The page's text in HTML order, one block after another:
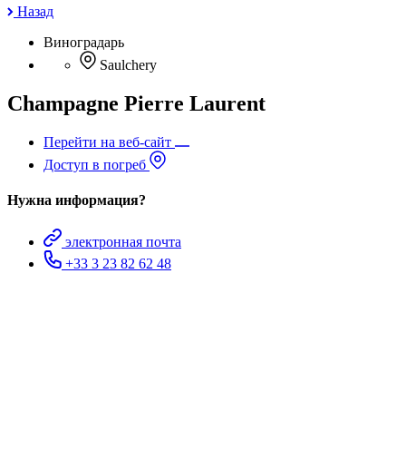
Назад
Виноградарь
Saulchery
Champagne Pierre Laurent
Перейти на веб-сайт
Доступ в погреб
Нужна информация?
электронная почта
+33 3 23 82 62 48